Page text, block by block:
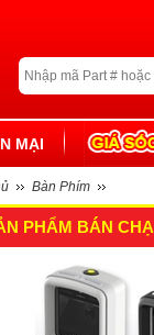
MẠI
Bàn Phím
PHẨM BÁN